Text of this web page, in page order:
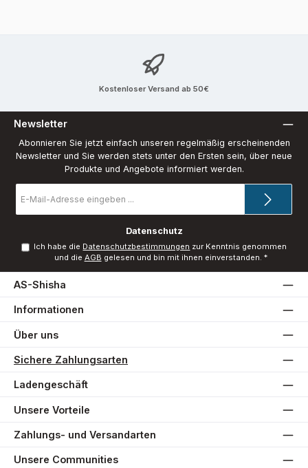
Kostenloser Versand ab 50€
Newsletter
Abonnieren Sie jetzt einfach unseren regelmäßig erscheinenden
Newsletter und Sie werden stets unter den Ersten sein, über neue
Produkte und Angebote informiert werden.
Mail-
Datenschutz
Ich habe die Datenschutzbestimmungen zur Kenntnis genommen
und die AGB gelesen und bin mit ihnen einverstanden. *
AS-Shisha
Informationen
Über uns
Sichere Zahlungsarten
Ladengeschäft
Unsere Vorteile
Zahlungs- und Versandarten
Unsere Communities